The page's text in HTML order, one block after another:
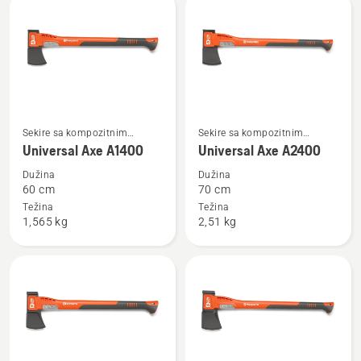
Pogledajte
više
detalja
Universal
Axe
Sekire sa kompozitnim
drškama
Universal Axe A1400
Dužina
60 cm
Težina
1,565 kg
Pogledajte
više
detalja
Universal
Axe
Sekire sa kompozitnim
drškama
Universal Axe A2400
Dužina
70 cm
Težina
2,51 kg